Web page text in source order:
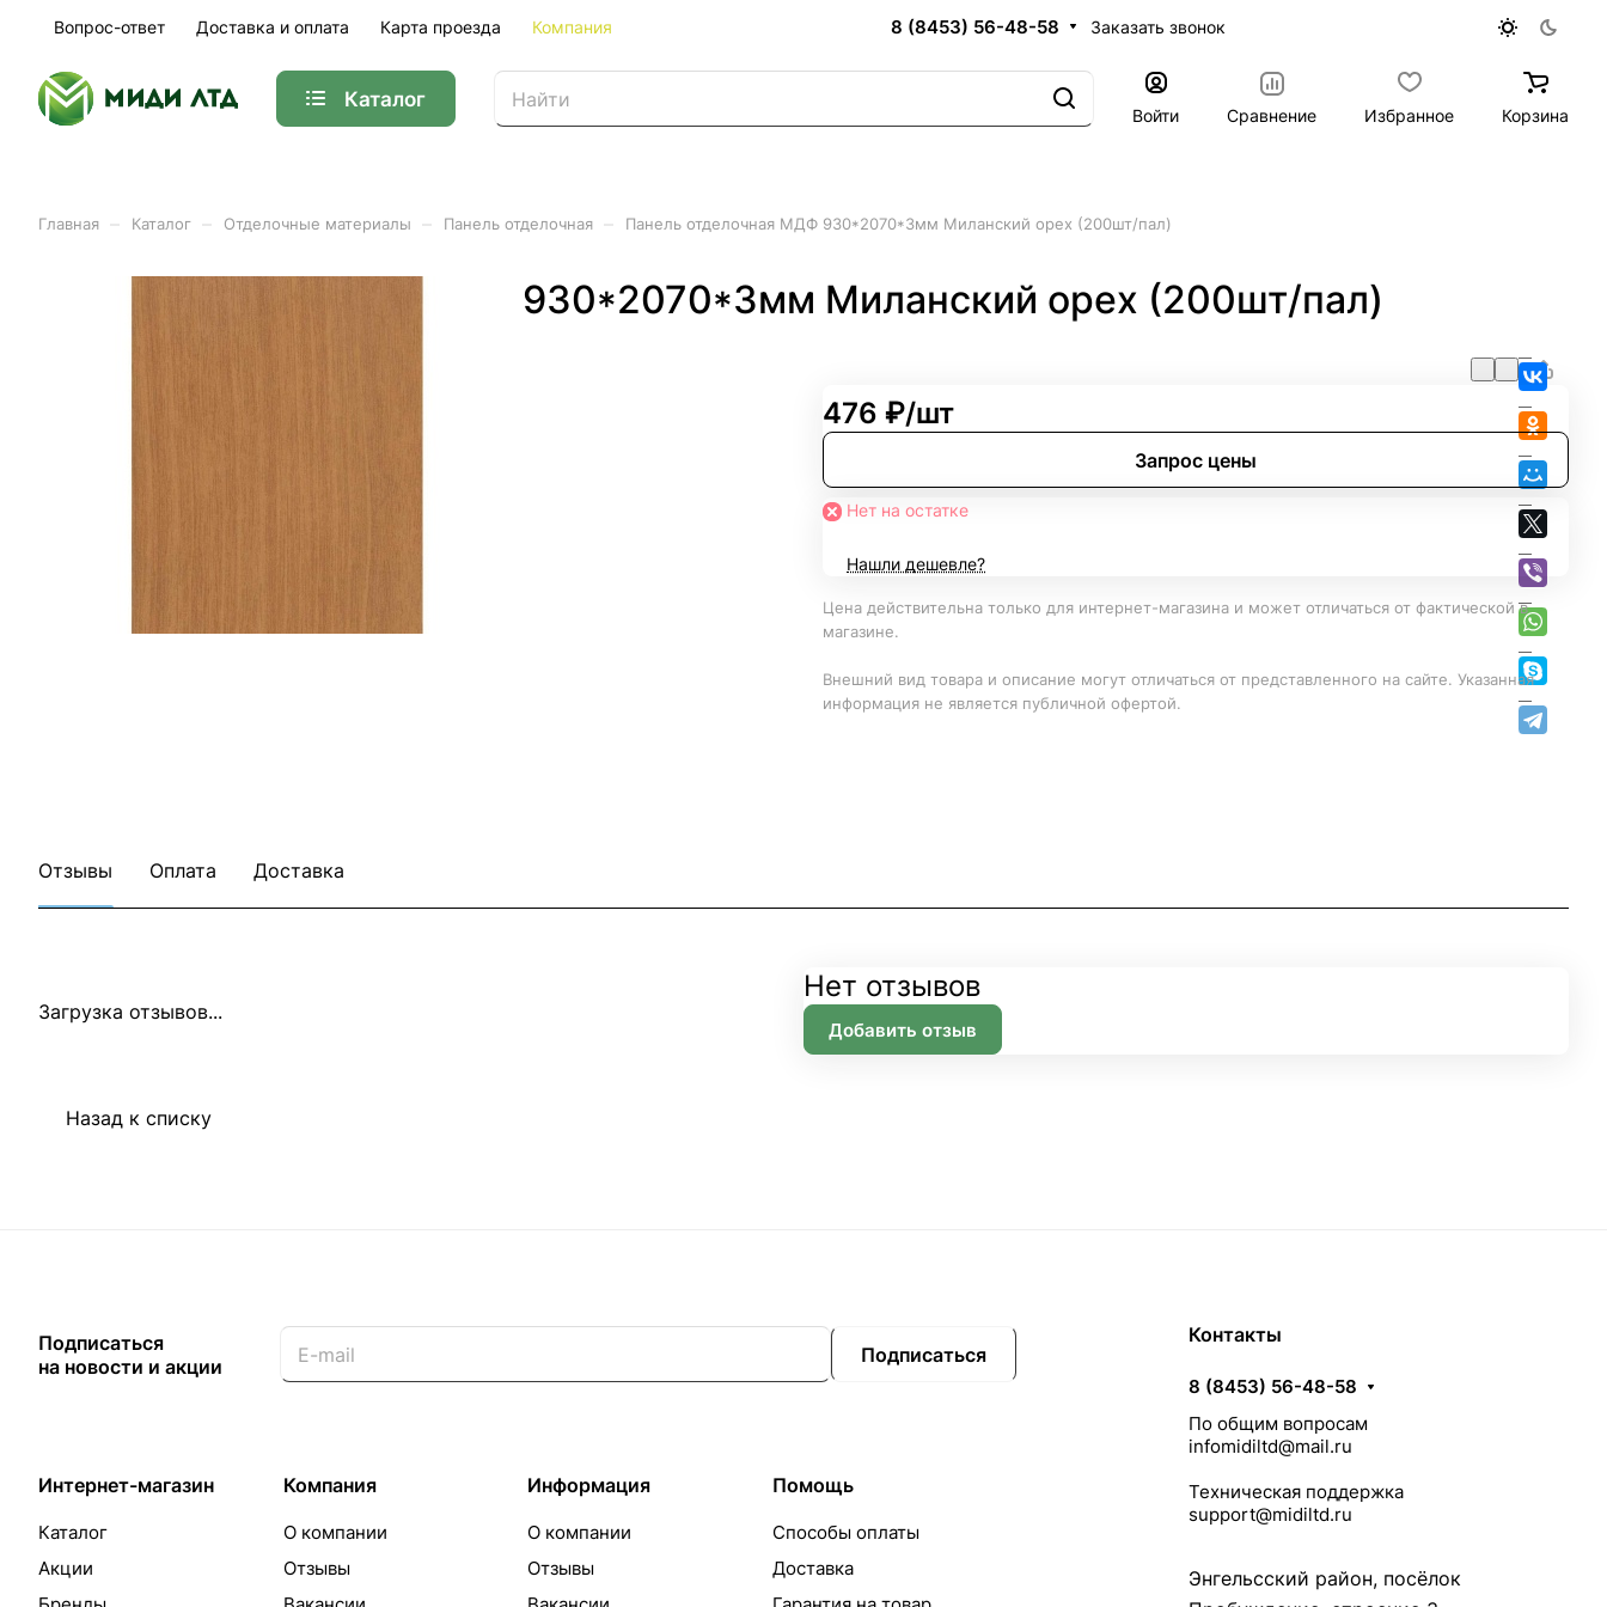
Вопрос-ответ Доставка и оплата Карта проезда Компания 8 (8453) 56-48-58 Заказать звонок
Каталог
Войти Сравнение Избранное Корзина
Главная Каталог Отделочные материалы Панель отделочная Панель отделочная МДФ 930*2070*3мм Миланский орех (200шт/пал)
Панель отделочная МДФ 930*2070*3мм Миланский орех (200шт/пал)
476 ₽/шт
Запрос цены
Нет на остатке
Нашли дешевле?
Цена действительна только для интернет-магазина и может отличаться от фактической в
магазине.
Внешний вид товара и описание могут отличаться от представленного на сайте. Указанная
информация не является публичной офертой.
Отзывы Оплата Доставка
Загрузка отзывов...
Нет отзывов
Добавить отзыв
Назад к списку
Подписаться
на новости и акции
Подписаться
Интернет-магазин
Каталог
Акции
Компания
О компании
Отзывы
Информация
О компании
Отзывы
Помощь
Способы оплаты
Доставка
Контакты
8 (8453) 56-48-58
По общим вопросам
infomidiltd@mail.ru
Техническая поддержка
support@midiltd.ru
Энгельсский район, посёлок